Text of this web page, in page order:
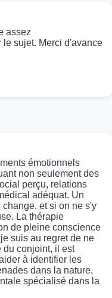
assez
sujet. Merci d'avance
émotionnels
non seulement des
perçu, relations
adéquat. Un
et si on ne s'y
La thérapie
de pleine conscience
suis au regret de ne
du conjoint, il est
à identifier les
dans la nature,
spécialisé dans la